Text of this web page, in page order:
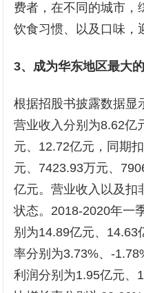
费者，在不同的城市，
饮食习惯、以及口味，
3、成为华东地区最大
根据招股书披露数据显
营业收入分别为8.62亿
元、12.72亿元，同期
元、7423.93万元、
亿元。营业收入以及扣
状态。2018-2020年一
别为14.89亿元、14.63
率分别为3.73%、-
利润分别为1.95亿元、